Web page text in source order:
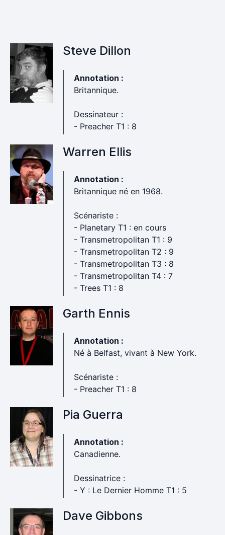
Steve Dillon
Annotation :
Britannique.
Dessinateur :
- Preacher T1 : 8
Warren Ellis
Annotation :
Britannique né en 1968.
Scénariste :
- Planetary T1 : en cours
- Transmetropolitan T1 : 9
- Transmetropolitan T2 : 9
- Transmetropolitan T3 : 8
- Transmetropolitan T4 : 7
- Trees T1 : 8
Garth Ennis
Annotation :
Né à Belfast, vivant à New York.
Scénariste :
- Preacher T1 : 8
Pia Guerra
Annotation :
Canadienne.
Dessinatrice :
- Y : Le Dernier Homme T1 : 5
Dave Gibbons